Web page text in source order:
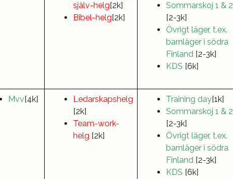
själv-helg[2k]
Bibel-helg[2k]
Sommarskoj 1 & 2
[2-3k]
Övrigt läger, t.ex.
barnläger i södra
Finland [2-3k]
KDS [6k]
Mvv[4k]
Ledarskapshelg
[2k]
Team-work-
helg [2k]
Training day[1k]
Sommarskoj 1 & 2
[2-3k]
Övrigt läger, t.ex.
barnläger i södra
Finland [2-3k]
KDS [6k]